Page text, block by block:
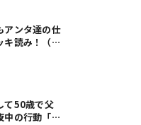
アンタ達の仕
キ読み！（右
て50歳で父
中の行動「こ